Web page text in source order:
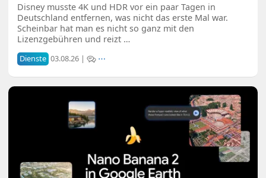
Disney musste 4K und HDR vor ein paar Tagen in
Deutschland entfernen, was nicht das erste Mal war.
Scheinbar hat man es nicht so ganz mit den
Lizenzgebühren und reizt …
Dienste 03.08.26 | ⋯